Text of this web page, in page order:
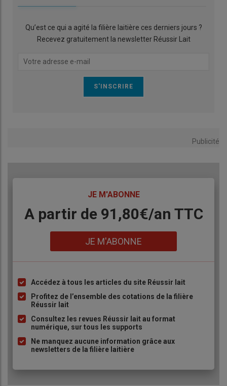
Qu’est ce qui a agité la filière laitière ces derniers jours ?
Recevez gratuitement la newsletter Réussir Lait
Publicité
JE M'ABONNE
Body
A partir de 91,80€/an​ TTC
JE M'ABONNE
Liste
à
puce
Accédez à tous les articles du site Réussir lait
Profitez de l’ensemble des cotations de la filière
Réussir lait
Consultez les revues Réussir lait au format
numérique, sur tous les supports
Ne manquez aucune information grâce aux
newsletters de la filière laitière